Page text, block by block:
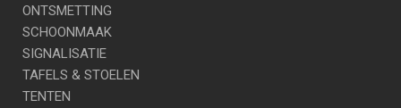
ONTSMETTING
SCHOONMAAK
SIGNALISATIE
TAFELS & STOELEN
TENTEN